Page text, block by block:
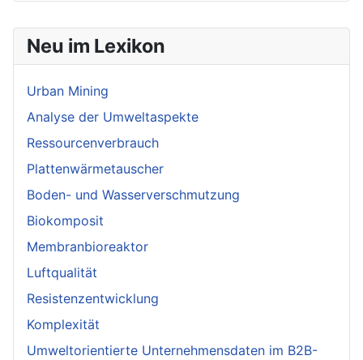
Neu im Lexikon
Urban Mining
Analyse der Umweltaspekte
Ressourcenverbrauch
Plattenwärmetauscher
Boden- und Wasserverschmutzung
Biokomposit
Membranbioreaktor
Luftqualität
Resistenzentwicklung
Komplexität
Umweltorientierte Unternehmensdaten im B2B-